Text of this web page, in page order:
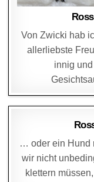
Von Zwicki hab
allerliebste
innig
… oder ein Hund
wir nicht
klettern